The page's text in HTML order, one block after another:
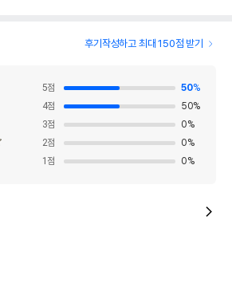
후기작성하고 최대 150점 받기
5점 50%
4점 50%
3점 0%
2점 0%
1 점 0%